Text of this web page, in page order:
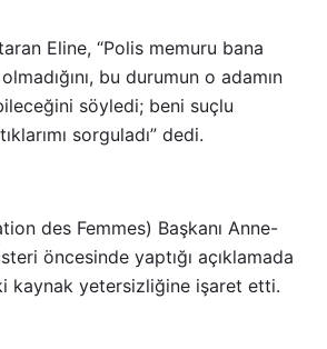
Eline, “Polis memuru bana
bu durumun o adamın
söyledi; beni suçlu
sorguladı” dedi.
des Femmes) Başkanı Anne-
öncesinde yaptığı açıklamada
kaynak yetersizliğine işaret etti.